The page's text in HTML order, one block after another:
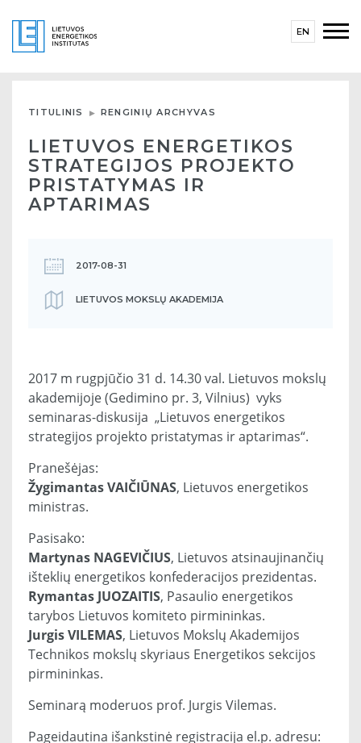
EN
TITULINIS RENGINIŲ ARCHYVAS
LIETUVOS ENERGETIKOS
STRATEGIJOS PROJEKTO
PRISTATYMAS IR
APTARIMAS
2017-08-31
LIETUVOS MOKSLŲ AKADEMIJA
2017 m rugpjūčio 31 d. 14.30 val. Lietuvos mokslų
akademijoje (Gedimino pr. 3, Vilnius) vyks
seminaras-diskusija „Lietuvos energetikos
strategijos projekto pristatymas ir aptarimas“.
Pranešėjas:
Žygimantas VAIČIŪNAS, Lietuvos energetikos
ministras.
Pasisako:
Martynas NAGEVIČIUS, Lietuvos atsinaujinančių
išteklių energetikos konfederacijos prezidentas.
Rymantas JUOZAITIS, Pasaulio energetikos
tarybos Lietuvos komiteto pirmininkas.
Jurgis VILEMAS, Lietuvos Mokslų Akademijos
Technikos mokslų skyriaus Energetikos sekcijos
pirmininkas.
Seminarą moderuos prof. Jurgis Vilemas.
Pageidautina išankstinė registracija el.p. adresu: